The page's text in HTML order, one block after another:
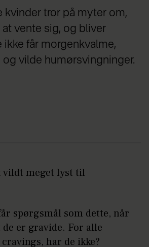
kvinder tror på myter om,
at vente sig, og bliver
ikke får morgenkvalme,
og vilde humørsvingninger.
vildt meget lyst til
spørgsmål som dette, når
er gravide. For alle
har de ikke?